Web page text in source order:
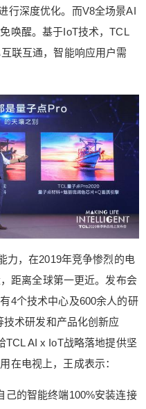
行深度优化。而V8全场景AI
唤醒。基于IoT技术，TCL
联互通，智能响应用户需
力，在2019年竞争惨烈的电
距离全球第一更近。发布会
4个技术中心及600余人的研
术研发和产品化创新应
TCL AI x IoT战略落地提供坚
在电视上，王成表示：
己的智能终端100%安装连接